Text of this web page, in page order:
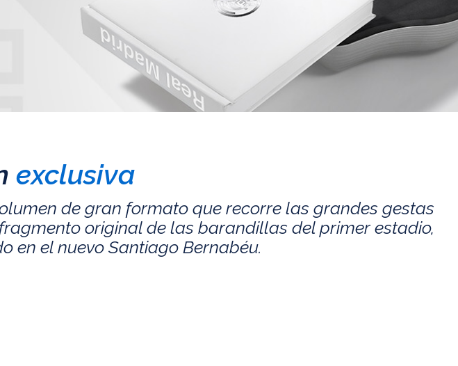
exclusiva
de gran formato que recorre las grandes gestas
original de las barandillas del primer estadio,
en el nuevo Santiago Bernabéu.